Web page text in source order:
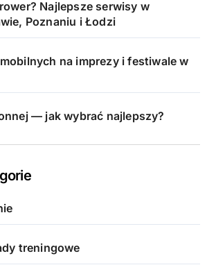
Najlepsze serwisy w
Poznaniu i Łodzi
na imprezy i festiwale w
— jak wybrać najlepszy?
treningowe